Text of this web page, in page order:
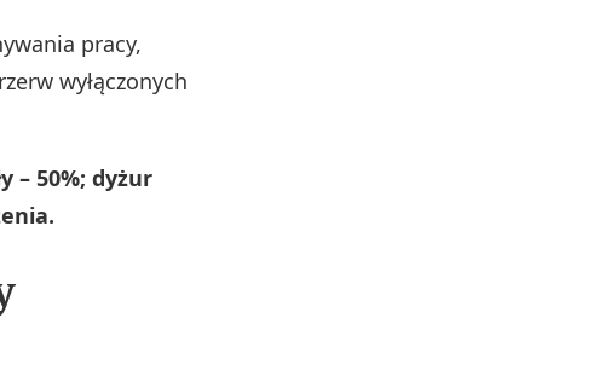
pracy,
wyłączonych
– 50%; dyżur